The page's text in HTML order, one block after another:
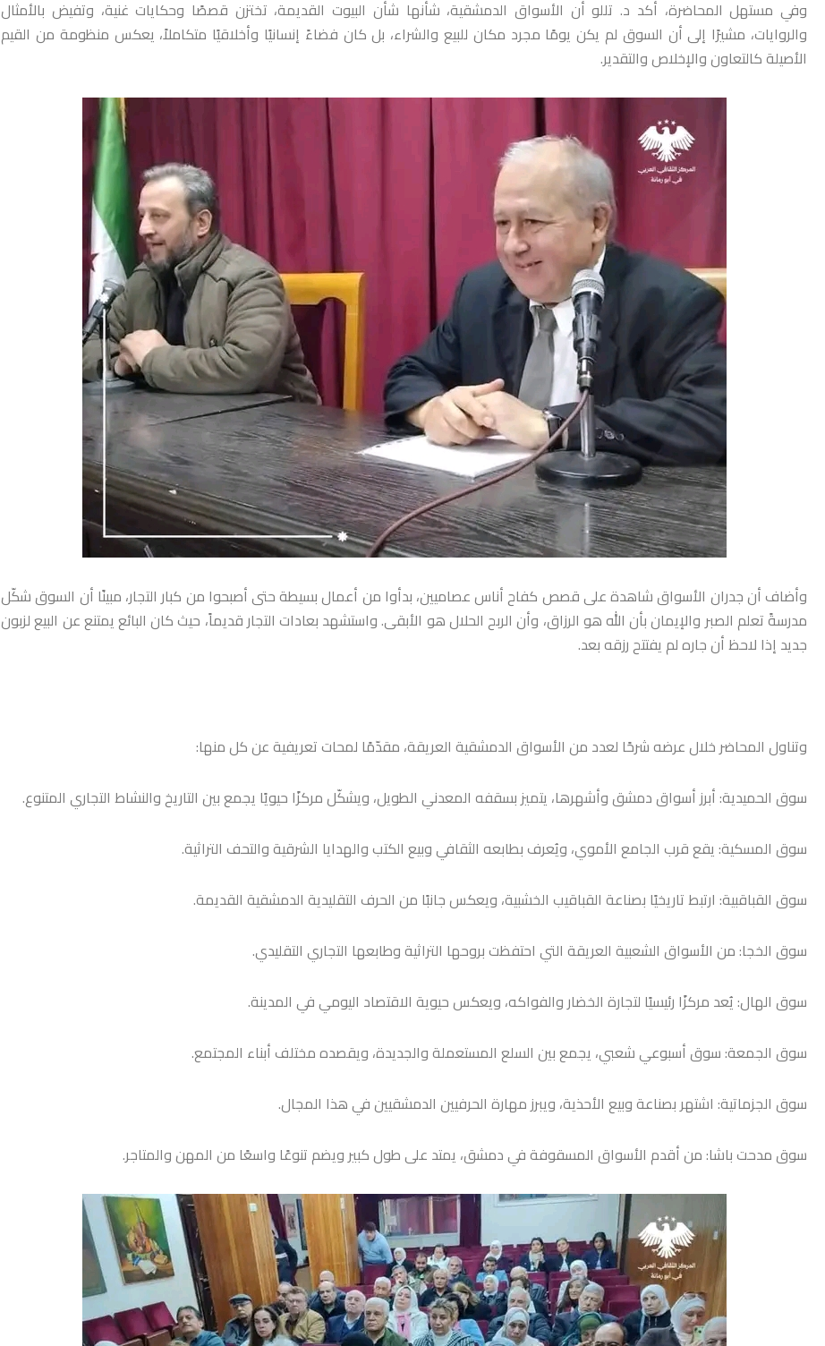
وفي مستهل المحاضرة، أكد د. تللو أن الأسواق الدمشقية، شأنها شأن البيوت القديمة، تختزن قصصًا وحكايات غنية، وتفيض بالأمثال
والروايات، مشيرًا إلى أن السوق لم يكن يومًا مجرد مكان للبيع والشراء، بل كان فضاءً إنسانيًا وأخلاقيًا متكاملاً، يعكس منظومة من القيم
الأصيلة كالتعاون والإخلاص والتقدير.
وأضاف أن جدران الأسواق شاهدة على قصص كفاح أناس عصاميين، بدأوا من أعمال بسيطة حتى أصبحوا من كبار التجار، مبينًا أن السوق شكّل
مدرسةً تعلم الصبر والإيمان بأن الله هو الرزاق، وأن الربح الحلال هو الأبقى. واستشهد بعادات التجار قديماً، حيث كان البائع يمتنع عن البيع لزبون
جديد إذا لاحظ أن جاره لم يفتتح رزقه بعد.
وتناول المحاضر خلال عرضه شرحًا لعدد من الأسواق الدمشقية العريقة، مقدّمًا لمحات تعريفية عن كل منها:
سوق الحميدية: أبرز أسواق دمشق وأشهرها، يتميز بسقفه المعدني الطويل، ويشكّل مركزًا حيويًا يجمع بين التاريخ والنشاط التجاري المتنوع.
سوق المسكية: يقع قرب الجامع الأموي، ويُعرف بطابعه الثقافي وبيع الكتب والهدايا الشرقية والتحف التراثية.
سوق القباقبية: ارتبط تاريخيًا بصناعة القباقيب الخشبية، ويعكس جانبًا من الحرف التقليدية الدمشقية القديمة.
سوق الخجا: من الأسواق الشعبية العريقة التي احتفظت بروحها التراثية وطابعها التجاري التقليدي.
سوق الهال: يُعد مركزًا رئيسيًا لتجارة الخضار والفواكه، ويعكس حيوية الاقتصاد اليومي في المدينة.
سوق الجمعة: سوق أسبوعي شعبي، يجمع بين السلع المستعملة والجديدة، ويقصده مختلف أبناء المجتمع.
سوق الجزماتية: اشتهر بصناعة وبيع الأحذية، ويبرز مهارة الحرفيين الدمشقيين في هذا المجال.
سوق مدحت باشا: من أقدم الأسواق المسقوفة في دمشق، يمتد على طول كبير ويضم تنوعًا واسعًا من المهن والمتاجر.